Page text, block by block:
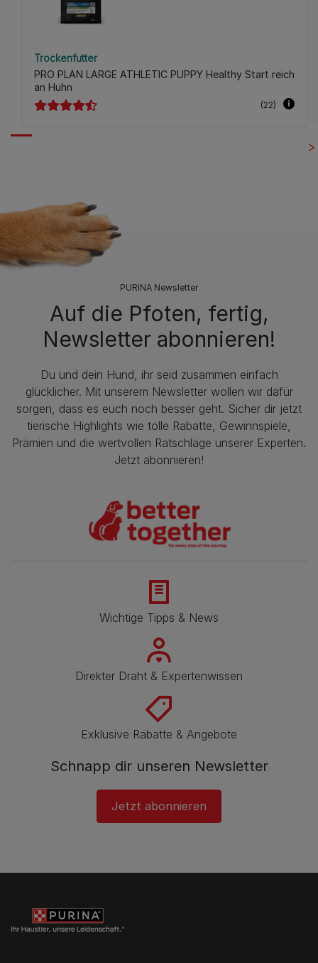
Trockenfutter
PRO PLAN LARGE ATHLETIC PUPPY Healthy Start reich
an Huhn
(22)
PURINA Newsletter
Auf die Pfoten, fertig,
Newsletter abonnieren!
Du und dein Hund, ihr seid zusammen einfach
glücklicher. Mit unserem Newsletter wollen wir dafür
sorgen, dass es euch noch besser geht. Sicher dir jetzt
tierische Highlights wie tolle Rabatte, Gewinnspiele,
Prämien und die wertvollen Ratschläge unserer Experten.
Jetzt abonnieren!
Wichtige Tipps & News
Direkter Draht & Expertenwissen
Exklusive Rabatte & Angebote
Schnapp dir unseren Newsletter
Jetzt abonnieren